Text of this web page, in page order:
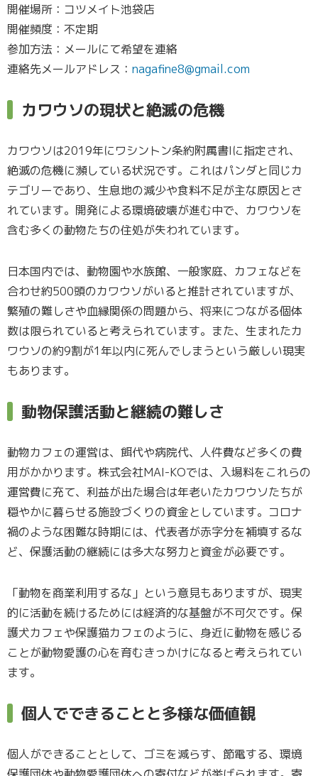
開催場所：コツメイト池袋店
開催頻度：不定期
参加方法：メールにて希望を連絡
連絡先メールアドレス： nagafine8@gmail.com
カワウソの現状と絶滅の危機
カワウソは2019年にワシントン条約附属書Iに指定され、
絶滅の危機に瀕している状況です。これはパンダと同じカ
テゴリーであり、生息地の減少や食料不足が主な原因とさ
れています。開発による環境破壊が進む中で、カワウソを
含む多くの動物たちの住処が失われています。
日本国内では、動物園や水族館、一般家庭、カフェなどを
合わせ約500頭のカワウソがいると推計されていますが、
繁殖の難しさや血縁関係の問題から、将来につながる個体
数は限られていると考えられています。また、生まれたカ
ワウソの約9割が1年以内に死んでしまうという厳しい現実
もあります。
動物保護活動と継続の難しさ
動物カフェの運営は、餌代や病院代、人件費など多くの費
用がかかります。株式会社MAI-KOでは、入場料をこれらの
運営費に充て、利益が出た場合は年老いたカワウソたちが
穏やかに暮らせる施設づくりの資金としています。コロナ
禍のような困難な時期には、代表者が赤字分を補填するな
ど、保護活動の継続には多大な努力と資金が必要です。
「動物を商業利用するな」という意見もありますが、現実
的に活動を続けるためには経済的な基盤が不可欠です。保
護犬カフェや保護猫カフェのように、身近に動物を感じる
ことが動物愛護の心を育むきっかけになると考えられてい
ます。
個人でできることと多様な価値観
個人ができることとして、ゴミを減らす、節電する、環境